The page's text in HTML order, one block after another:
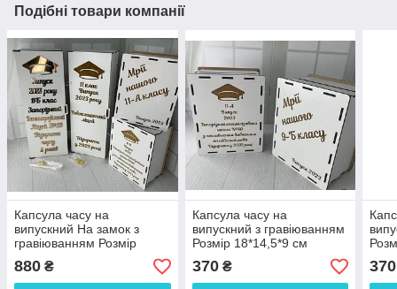
Подібні товари компанії
Капсула часу на
випускний На замок з
гравіюванням Розмір
36*13*11 см ціна за 1
капсулу
880 ₴
Капсула часу на
випускний з гравіюванням
Розмір 18*14,5*9 см
370₴ 370